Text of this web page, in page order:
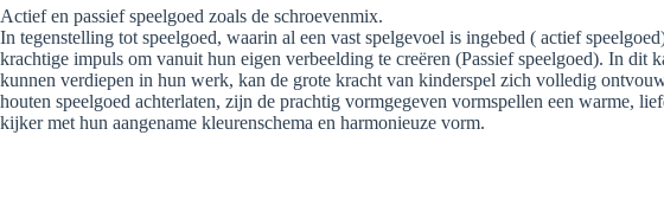
Actief en passief speelgoed zoals de schroevenmix.
In tegenstelling tot speelgoed, waarin al een vast spelgevoel is ingebed ( actief
krachtige impuls om vanuit hun eigen verbeelding te creëren (Passief speelgoed). In
kunnen verdiepen in hun werk, kan de grote kracht van kinderspel zich volledig
houten speelgoed achterlaten, zijn de prachtig vormgegeven vormspellen een warme,
kijker met hun aangename kleurenschema en harmonieuze vorm.